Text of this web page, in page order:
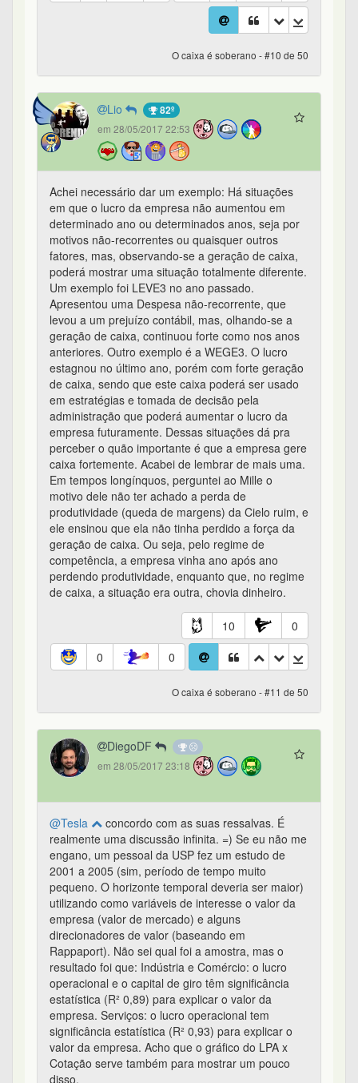
O caixa é soberano - #10 de 50
Lio 82º
em 28/05/2017 22:53
Achei necessário dar um exemplo: Há situações
em que o lucro da empresa não aumentou em
determinado ano ou determinados anos, seja por
motivos não-recorrentes ou quaisquer outros
fatores, mas, observando-se a geração de caixa,
poderá mostrar uma situação totalmente diferente.
Um exemplo foi LEVE3 no ano passado.
Apresentou uma Despesa não-recorrente, que
levou a um prejuízo contábil, mas, olhando-se a
geração de caixa, continuou forte como nos anos
anteriores. Outro exemplo é a WEGE3. O lucro
estagnou no último ano, porém com forte geração
de caixa, sendo que este caixa poderá ser usado
em estratégias e tomada de decisão pela
administração que poderá aumentar o lucro da
empresa futuramente. Dessas situações dá pra
perceber o quão importante é que a empresa gere
caixa fortemente. Acabei de lembrar de mais uma.
Em tempos longínquos, perguntei ao Mille o
motivo dele não ter achado a perda de
produtividade (queda de margens) da Cielo ruim, e
ele ensinou que ela não tinha perdido a força da
geração de caixa. Ou seja, pelo regime de
competência, a empresa vinha ano após ano
perdendo produtividade, enquanto que, no regime
de caixa, a situação era outra, chovia dinheiro.
10
0
0
0
O caixa é soberano - #11 de 50
DiegoDF
em 28/05/2017 23:18
@Tesla
concordo com as suas ressalvas. É
realmente uma discussão infinita. =) Se eu não me
engano, um pessoal da USP fez um estudo de
2001 a 2005 (sim, período de tempo muito
pequeno. O horizonte temporal deveria ser maior)
utilizando como variáveis de interesse o valor da
empresa (valor de mercado) e alguns
direcionadores de valor (baseando em
Rappaport). Não sei qual foi a amostra, mas o
resultado foi que: Indústria e Comércio: o lucro
operacional e o capital de giro têm significância
estatística (R² 0,89) para explicar o valor da
empresa. Serviços: o lucro operacional tem
significância estatística (R² 0,93) para explicar o
valor da empresa. Acho que o gráfico do LPA x
Cotação serve também para mostrar um pouco
disso.